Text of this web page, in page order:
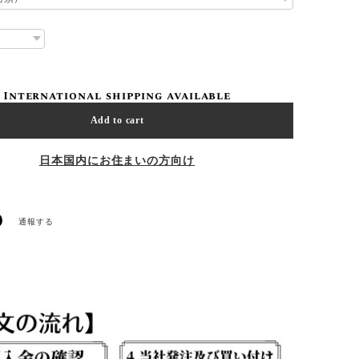
International shipping available
Add to cart
日本国内にお住まいの方向け
通報する